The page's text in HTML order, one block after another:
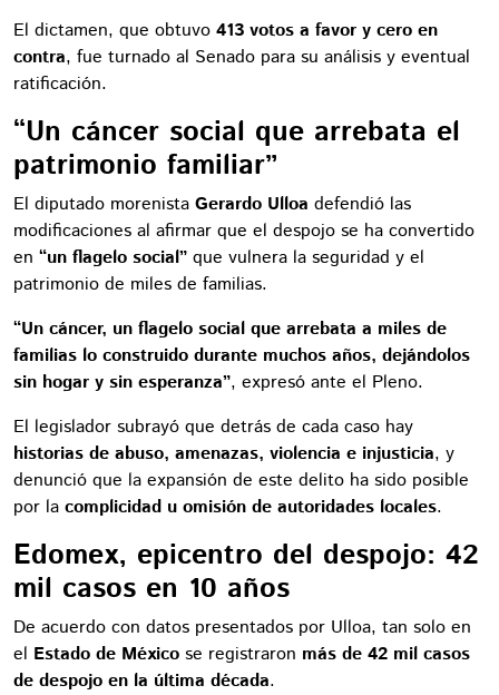
El dictamen, que obtuvo 413 votos a favor y cero en
contra, fue turnado al Senado para su análisis y eventual
ratificación.
“Un cáncer social que arrebata el
patrimonio familiar”
El diputado morenista Gerardo Ulloa defendió las
modificaciones al afirmar que el despojo se ha convertido
en “un flagelo social” que vulnera la seguridad y el
patrimonio de miles de familias.
“Un cáncer, un flagelo social que arrebata a miles de
familias lo construido durante muchos años, dejándolos
sin hogar y sin esperanza”, expresó ante el Pleno.
El legislador subrayó que detrás de cada caso hay
historias de abuso, amenazas, violencia e injusticia, y
denunció que la expansión de este delito ha sido posible
por la complicidad u omisión de autoridades locales.
Edomex, epicentro del despojo: 42
mil casos en 10 años
De acuerdo con datos presentados por Ulloa, tan solo en
el Estado de México se registraron más de 42 mil casos
de despojo en la última década.